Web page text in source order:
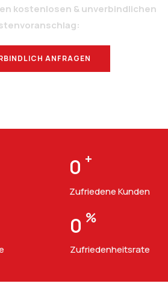
kostenlosen & unverbindlichen
ANFRAGEN
0 +
Zufriedene Kunden
0 %
Zufriedenheitsrate